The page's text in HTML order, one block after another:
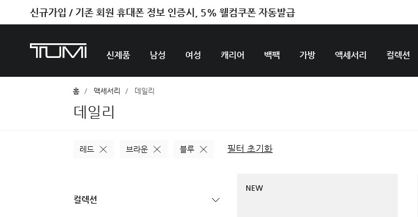
신규가입 / 기존 회원 휴대폰 정보 인증시, 5% 웰컴쿠폰 자동발급
신제품 남성 여성 캐리어 백팩 가방 액세서리 컬렉션
홈 액세서리 데일리
데일리
필터 초기화
레드 브라운 블루
컬렉션
NEW